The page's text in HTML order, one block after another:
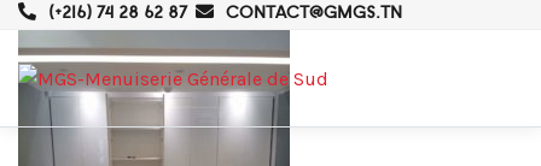
(+216) 74 28 62 87 CONTACT@GMGS.TN